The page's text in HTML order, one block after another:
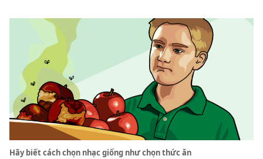
Hãy biết cách chọn nhạc giống như chọn thức ăn